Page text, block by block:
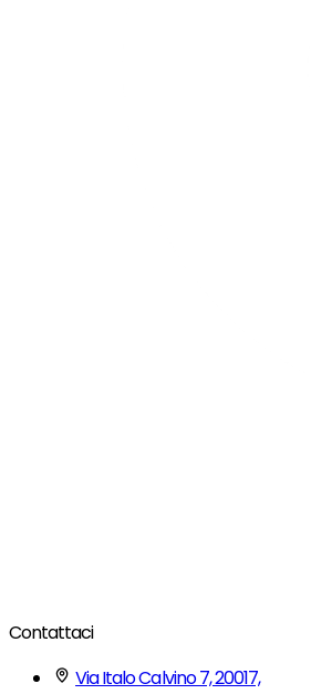
Contattaci
Via Italo Calvino 7, 20017,